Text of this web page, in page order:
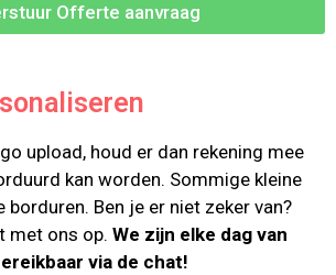
Offerte aanvraag
upload, houd er dan rekening mee
kan worden. Sommige kleine
Ben je er niet zeker van?
met ons op. We zijn elke dag van
via de chat!